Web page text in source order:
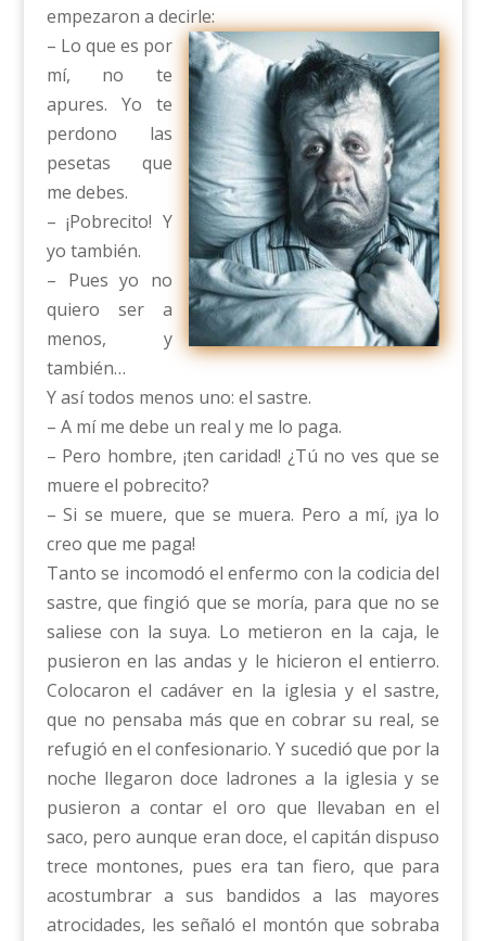
empezaron a decirle:
– Lo que es por
mí, no te
apures. Yo te
perdono las
pesetas que
me debes.
– ¡Pobrecito! Y
yo también.
– Pues yo no
quiero ser a
menos, y
también…
Y así todos menos uno: el sastre.
– A mí me debe un real y me lo paga.
– Pero hombre, ¡ten caridad! ¿Tú no ves que se
muere el pobrecito?
– Si se muere, que se muera. Pero a mí, ¡ya lo
creo que me paga!
Tanto se incomodó el enfermo con la codicia del
sastre, que fingió que se moría, para que no se
saliese con la suya. Lo metieron en la caja, le
pusieron en las andas y le hicieron el entierro.
Colocaron el cadáver en la iglesia y el sastre,
que no pensaba más que en cobrar su real, se
refugió en el confesionario. Y sucedió que por la
noche llegaron doce ladrones a la iglesia y se
pusieron a contar el oro que llevaban en el
saco, pero aunque eran doce, el capitán dispuso
trece montones, pues era tan fiero, que para
acostumbrar a sus bandidos a las mayores
atrocidades, les señaló el montón que sobraba